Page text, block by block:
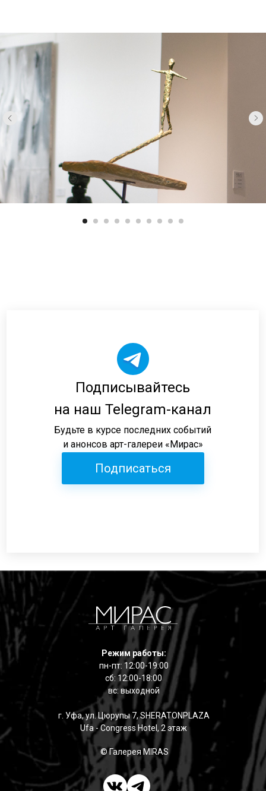
Подписывайтесь
на наш Telegram-канал
Будьте в курсе последних событий
и анонсов арт-галереи «Мирас»
Подписаться
Режим работы:
пн-пт: 12:00-19:00
сб: 12:00-18:00
вс: выходной
г. Уфа, ул. Цюрупы 7, SHERATONPLAZA
Ufa - Congress Hotel, 2 этаж
© Галерея MIRAS